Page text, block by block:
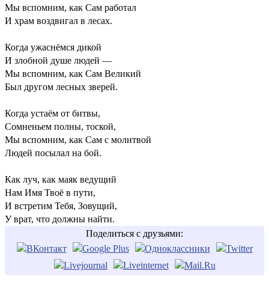
Мы вспомним, как Сам работал
И храм воздвигал в лесах.
Когда ужаснёмся дикой
И злобной душе людей —
Мы вспомним, как Сам Великий
Был другом лесных зверей.
Когда устаём от битвы,
Сомненьем полны, тоской,
Мы вспомним, как Сам с молитвой
Людей посылал на бой.
Как луч, как маяк ведущий
Нам Имя Твоё в пути,
И встретим Тебя, Зовущий,
У врат, что должны найти.
Поделиться с друзьями: